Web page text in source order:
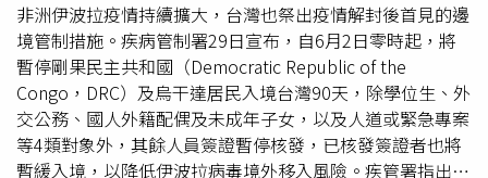
非洲伊波拉疫情持續擴大，台灣也祭出疫情解封後首見的邊
境管制措施。疾病管制署29日宣布，自6月2日零時起，將
暫停剛果民主共和國（Democratic Republic of the
Congo，DRC）及烏干達居民入境台灣90天，除學位生、外
交公務、國人外籍配偶及未成年子女，以及人道或緊急專案
等4類對象外，其餘人員簽證暫停核發，已核發簽證者也將
暫緩入境，以降低伊波拉病毒境外移入風險。疾管署指出，